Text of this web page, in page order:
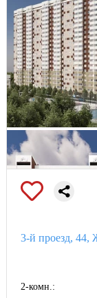
3-й проезд, 44,
2-комн.: